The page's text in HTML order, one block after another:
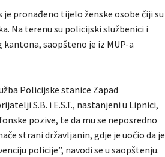
je pronađeno tijelo ženske osobe čiji su
Na terenu su policijski službenici i
saopšteno je iz MUP-a
Policijske stanice Zapad
S.B. i E.S.T., nastanjeni u Lipnici,
pozive, te da mu se neposredno
strani državljanin, gdje je uočio da je
policije”, navodi se u saopštenju.